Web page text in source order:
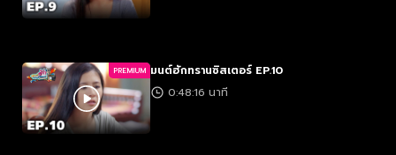
PREMIUM มนต์ฮักทรานซิสเตอร์ EP.10
0:48:16 นาที